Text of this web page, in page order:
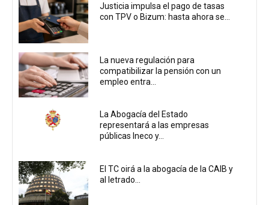
Justicia impulsa el pago de tasas
con TPV o Bizum: hasta ahora se...
La nueva regulación para
compatibilizar la pensión con un
empleo entra...
La Abogacía del Estado
representará a las empresas
públicas Ineco y...
El TC oirá a la abogacía de la CAIB y
al letrado...